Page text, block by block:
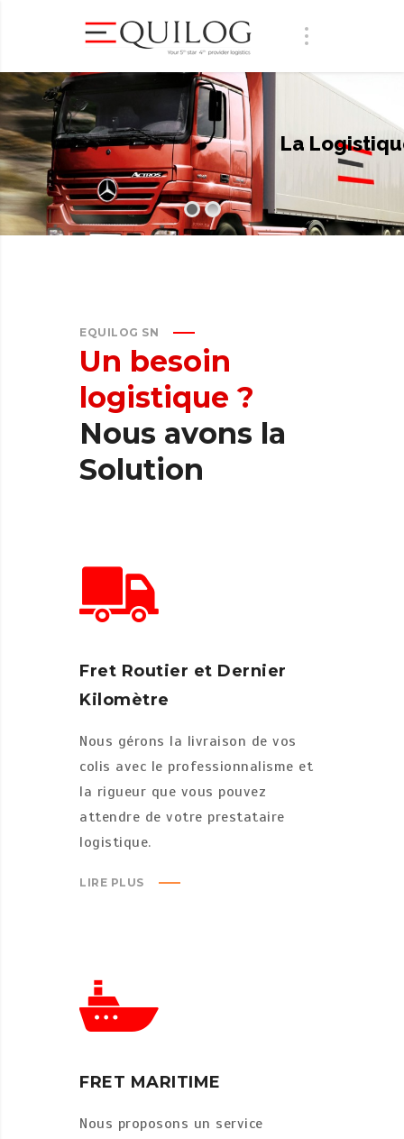
La
EQUILOG SN
Un besoin
logistique ?
Nous avons la
Solution
Fret Routier et Dernier
Kilomètre
Nous gérons la livraison de vos
colis avec le professionnalisme et
la rigueur que vous pouvez
attendre de votre prestataire
logistique.
LIRE PLUS
FRET MARITIME
Nous proposons un service